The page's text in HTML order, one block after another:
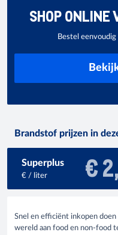
SHOP ONLINE
Bestel
Brandstof prijzen in
Superplus
€ / liter €
Snel en efficiënt inkopen
wereld aan food en non-food